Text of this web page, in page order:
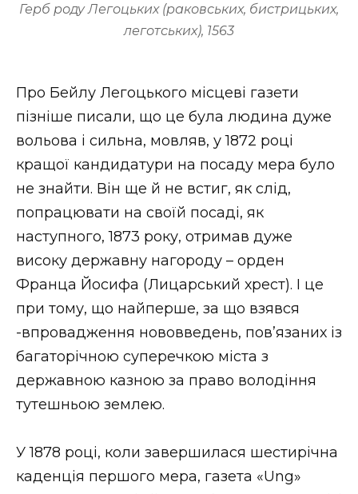
Герб роду Легоцьких (раковських, бистрицьких,
леготських), 1563
Про Бейлу Легоцького місцеві газети
пізніше писали, що це була людина дуже
вольова і сильна, мовляв, у 1872 році
кращої кандидатури на посаду мера було
не знайти. Він ще й не встиг, як слід,
попрацювати на своїй посаді, як
наступного, 1873 року, отримав дуже
високу державну нагороду – орден
Франца Йосифа (Лицарський хрест). І це
при тому, що найперше, за що взявся
-впровадження нововведень, пов’язаних із
багаторічною суперечкою міста з
державною казною за право володіння
тутешньою землею.
У 1878 році, коли завершилася шестирічна
каденція першого мера, газета «Ung»